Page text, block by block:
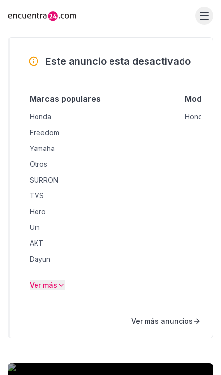
Este anuncio esta desactivado
Marcas populares
Honda
Freedom
Yamaha
Otros
SURRON
TVS
Hero
Um
AKT
Dayun
Harley Davidson
Modelos
Honda
Ver más
Ver más anuncios